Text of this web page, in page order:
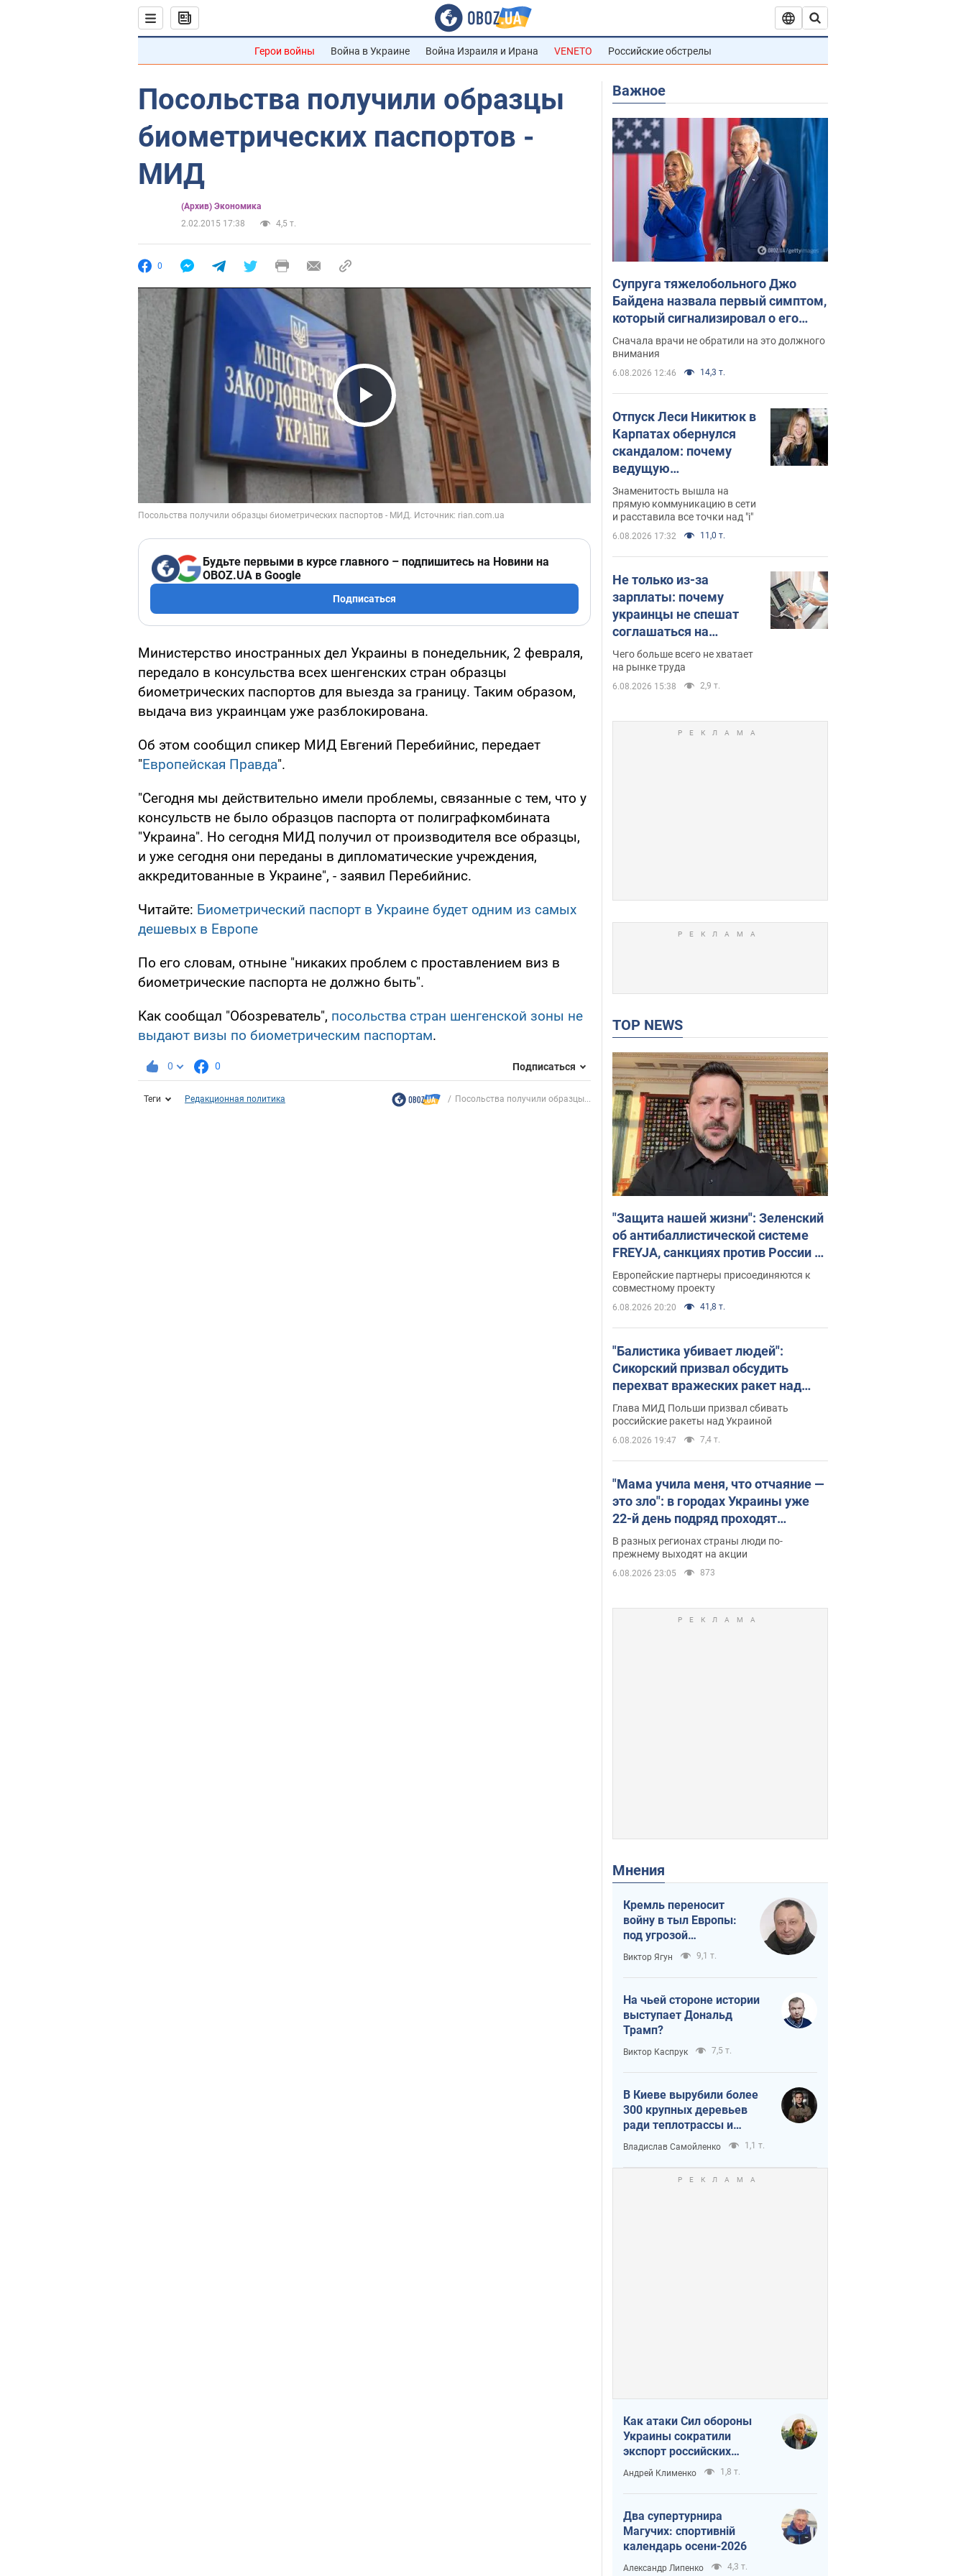
Герои войны Война в Украине Война Израиля и Ирана VENETO Российские обстрелы
Посольства получили образцы
биометрических паспортов -
МИД
(Архив) Экономика
2.02.2015 17:38
4,5 т.
0
Play Video
Будьте первыми в курсе главного – подпишитесь на Новини на
OBOZ.UA в Google
Подписаться
Министерство иностранных дел Украины в понедельник, 2 февраля,
передало в консульства всех шенгенских стран образцы
биометрических паспортов для выезда за границу. Таким образом,
выдача виз украинцам уже разблокирована.
Об этом сообщил спикер МИД Евгений Перебийнис, передает
"Европейская Правда".
"Сегодня мы действительно имели проблемы, связанные с тем, что у
консульств не было образцов паспорта от полиграфкомбината
"Украина". Но сегодня МИД получил от производителя все образцы,
и уже сегодня они переданы в дипломатические учреждения,
аккредитованные в Украине", - заявил Перебийнис.
Читайте: Биометрический паспорт в Украине будет одним из самых
дешевых в Европе
По его словам, отныне "никаких проблем с проставлением виз в
биометрические паспорта не должно быть".
Как сообщал "Обозреватель", посольства стран шенгенской зоны не
выдают визы по биометрическим паспортам.
0 0 Подписаться
Теги Редакционная политика Посольства получили образцы...
Важное
Супруга тяжелобольного Джо
Байдена назвала первый симптом,
который сигнализировал о его
"агрессивном" раке
Сначала врачи не обратили на это должного
внимания
6.08.2026 12:46 14,3 т.
Отпуск Леси Никитюк в
Карпатах обернулся
скандалом: почему
ведущую
несправедливо
захейтили
Знаменитость вышла на
прямую коммуникацию в сети
и расставила все точки над "i"
6.08.2026 17:32 11,0 т.
Не только из-за
зарплаты: почему
украинцы не спешат
соглашаться на
вакансии
Чего больше всего не хватает
на рынке труда
6.08.2026 15:38 2,9 т.
TOP NEWS
"Защита нашей жизни": Зеленский
об антибаллистической системе
FREYJA, санкциях против России и
поддержке аграриев. Видео
Европейские партнеры присоединяются к
совместному проекту
6.08.2026 20:20 41,8 т.
"Балистика убивает людей":
Сикорский призвал обсудить
перехват вражеских ракет над
Украиной
Глава МИД Польши призвал сбивать
российские ракеты над Украиной
6.08.2026 19:47 7,4 т.
"Мама учила меня, что отчаяние —
это зло": в городах Украины уже
22-й день подряд проходят
массовые митинги за
возвращение Федорова. Фото и
видео
В разных регионах страны люди по-
прежнему выходят на акции
6.08.2026 23:05 873
Мнения
Кремль переносит
войну в тыл Европы:
под угрозой
критическая
логистика
Виктор Ягун 9,1 т.
На чьей стороне истории
выступает Дональд
Трамп?
Виктор Каспрук 7,5 т.
В Киеве вырубили более
300 крупных деревьев
ради теплотрассы и
вопреки Генплану
Владислав Самойленко 1,1 т.
Как атаки Сил обороны
Украины сократили
экспорт российских
нефтепродуктов
Андрей Клименко 1,8 т.
Два супертурнира
Магучих: спортивній
календарь осени-2026
Александр Липенко 4,3 т.